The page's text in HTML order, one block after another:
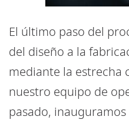
El último paso del
del diseño a la
mediante la estrecha
nuestro equipo de
pasado,